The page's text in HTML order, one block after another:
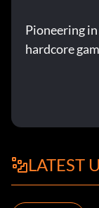
Pioneering
hardcore
LATEST